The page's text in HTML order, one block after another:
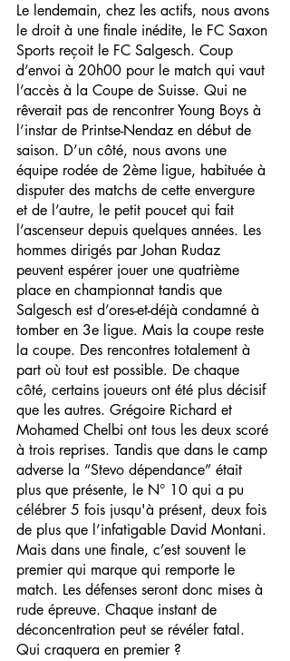
Le lendemain, chez les actifs, nous avons
le droit à une finale inédite, le FC Saxon
Sports reçoit le FC Salgesch. Coup
d’envoi à 20h00 pour le match qui vaut
l’accès à la Coupe de Suisse. Qui ne
rêverait pas de rencontrer Young Boys à
l’instar de Printse-Nendaz en début de
saison. D’un côté, nous avons une
équipe rodée de 2ème ligue, habituée à
disputer des matchs de cette envergure
et de l’autre, le petit poucet qui fait
l’ascenseur depuis quelques années. Les
hommes dirigés par Johan Rudaz
peuvent espérer jouer une quatrième
place en championnat tandis que
Salgesch est d’ores-et-déjà condamné à
tomber en 3e ligue. Mais la coupe reste
la coupe. Des rencontres totalement à
part où tout est possible. De chaque
côté, certains joueurs ont été plus décisif
que les autres. Grégoire Richard et
Mohamed Chelbi ont tous les deux scoré
à trois reprises. Tandis que dans le camp
adverse la “Stevo dépendance” était
plus que présente, le N° 10 qui a pu
célébrer 5 fois jusqu'à présent, deux fois
de plus que l’infatigable David Montani.
Mais dans une finale, c’est souvent le
premier qui marque qui remporte le
match. Les défenses seront donc mises à
rude épreuve. Chaque instant de
déconcentration peut se révéler fatal.
Qui craquera en premier ?